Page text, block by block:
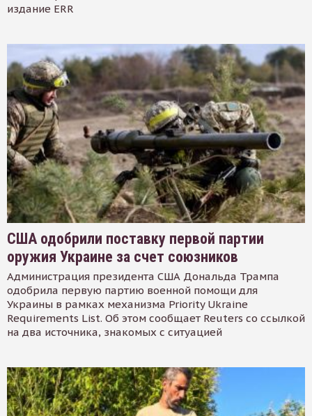
издание ERR
США одобрили поставку первой партии
оружия Украине за счет союзников
Администрация президента США Дональда Трампа
одобрила первую партию военной помощи для
Украины в рамках механизма Priority Ukraine
Requirements List. Об этом сообщает Reuters со ссылкой
на два источника, знакомых с ситуацией